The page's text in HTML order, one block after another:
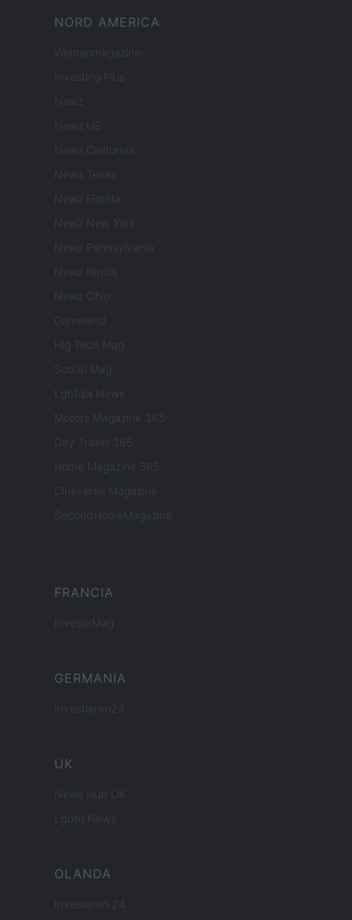
NORD AMERICA
Womanmagazine
Investing Plus
Newz
Newz US
Newz California
Newz Texas
Newz Florida
Newz New York
Newz Pennsylvania
Newz Illinois
Newz Ohio
Gameland
Hig Tech Mag
Scoop Mag
Lgbtqia News
Motors Magazine 365
Day Travel 365
Home Magazine 365
Cineverse Magazine
SecondHomeMagazine
FRANCIA
InvestirMag
GERMANIA
Investieren24
UK
News Hub UK
Lgbtq News
OLANDA
Investeren 24